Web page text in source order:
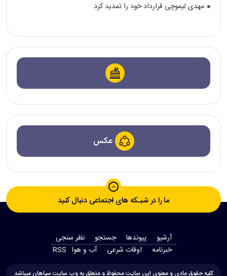
مهدی لیموچی قرارداد خود را تمدید کرد
عکس
ما را در شبـکه های اجتماعی دنبال کنید
آرشیو پیوندها جستجو
نظر سنجی
‫خبرنامه‬
اوقات شرعی آب و هوا RSS
کلیه حقوق مادی و معنوی این سایت محفوظ و متعلق به وب سایت سپاهان میباشد